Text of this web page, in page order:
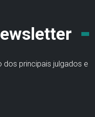
principais julgados e